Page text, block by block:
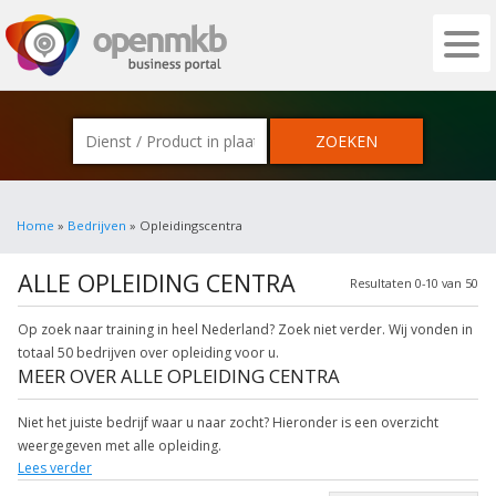
OPENMKB - DE ZAKELIJKE PORTAL
Home » Bedrijven » Opleidingscentra
Resultaten 0-10 van 50
ALLE OPLEIDING CENTRA
Op zoek naar training in heel Nederland? Zoek niet verder. Wij vonden in
totaal 50 bedrijven over opleiding voor u.
MEER OVER ALLE OPLEIDING CENTRA
Niet het juiste bedrijf waar u naar zocht? Hieronder is een overzicht
weergegeven met alle opleiding.
Wilt u meer weten over hulp? Klik op het item om meer over de
Lees verder